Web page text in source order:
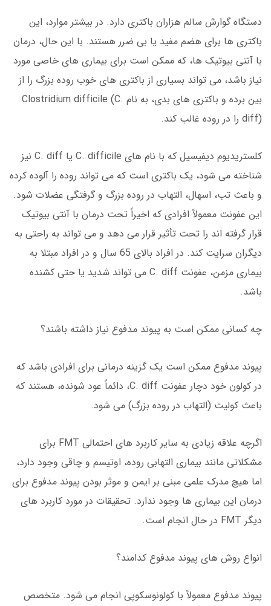
دستگاه گوارش سالم هزاران باکتری دارد. در بیشتر موارد، این
باکتری ها برای هضم مفید یا بی ضرر هستند. با این حال، درمان
با آنتی بیوتیک ها، که ممکن است برای بیماری های خاصی مورد
نیاز باشد، می تواند بسیاری از باکتری های خوب روده بزرگ را از
بین برده و باکتری های بدی، به نام Clostridium difficile (C.
diff) را در روده غالب کند.
کلستریدیوم دیفیسیل که با نام های C. difficile یا C. diff نیز
شناخته می شود، یک باکتری است که می تواند روده را آلوده کرده
و باعث تب، اسهال، التهاب در روده بزرگ و گرفتگی عضلات شود.
این عفونت معمولاً افرادی که اخیراً تحت درمان با آنتی بیوتیک
قرار گرفته اند را تحت تأثیر قرار می دهد و می تواند به راحتی به
دیگران سرایت کند. در افراد بالای 65 سال و در افراد مبتلا به
بیماری مزمن، عفونت C. diff می تواند شدید یا حتی کشنده
باشد.
چه کسانی ممکن است به پیوند مدفوع نیاز داشته باشند؟
پیوند مدفوع ممکن است یک گزینه درمانی برای افرادی باشد که
در کولون خود دچار عفونت C. diff، دائماً عود شونده، هستند که
باعث کولیت (التهاب در روده بزرگ) می شود.
اگرچه علاقه زیادی به سایر کاربرد های احتمالی FMT برای
مشکلاتی مانند بیماری التهابی روده، اوتیسم و چاقی وجود دارد،
اما هیچ مدرک علمی مبنی بر ایمن و موثر بودن پیوند مدفوع برای
درمان این بیماری ها وجود ندارد. تحقیقات در مورد کاربرد های
دیگر FMT در حال انجام است.
انواع روش های پیوند مدفوع کدامند؟
پیوند مدفوع معمولاً با کولونوسکوپی انجام می شود. متخصص